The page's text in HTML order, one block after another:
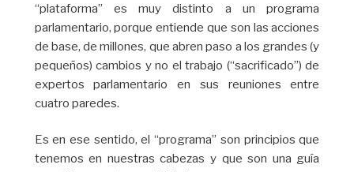
“plataforma” es muy distinto a un programa
parlamentario, porque entiende que son las acciones
de base, de millones, que abren paso a los grandes (y
pequeños) cambios y no el trabajo (“sacrificado”) de
expertos parlamentario en sus reuniones entre
cuatro paredes.
Es en ese sentido, el “programa” son principios que
tenemos en nuestras cabezas y que son una guía